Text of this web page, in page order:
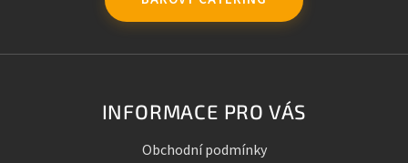
INFORMACE PRO VÁS
Obchodní podmínky